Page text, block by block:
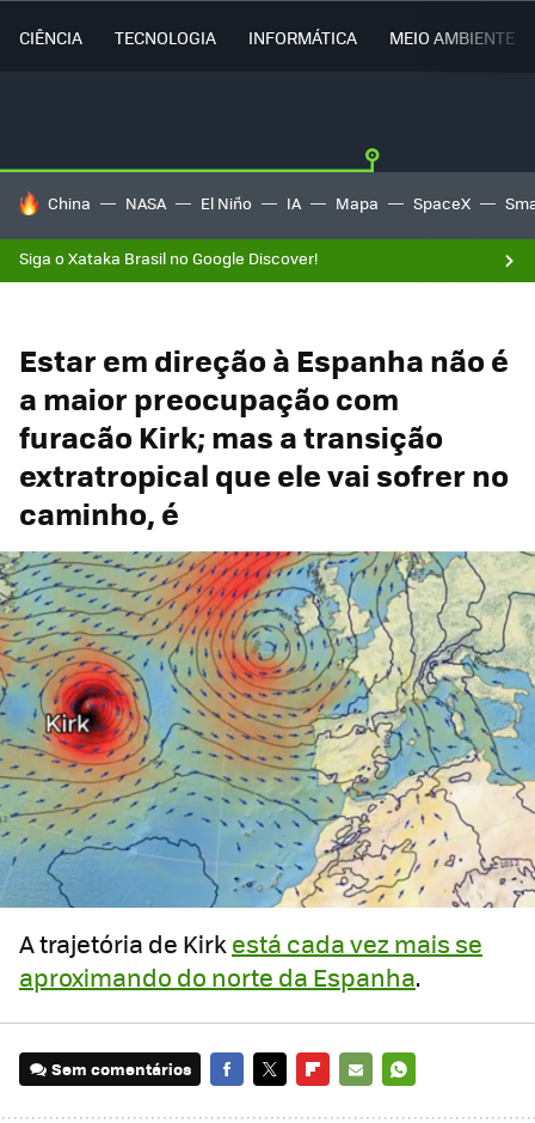
CIÊNCIA TECNOLOGIA INFORMÁTICA MEIO AMBIENTE
TENDÊNCIAS DO DIA
China NASA El Niño IA Mapa SpaceX
Siga o Xataka Brasil no Google Discover!
Estar em direção à Espanha não é
a maior preocupação com
furacão Kirk; mas a transição
extratropical que ele vai sofrer no
caminho, é
A trajetória de Kirkestá cada vez mais se
aproximando do norte da Espanha.
Sem comentários